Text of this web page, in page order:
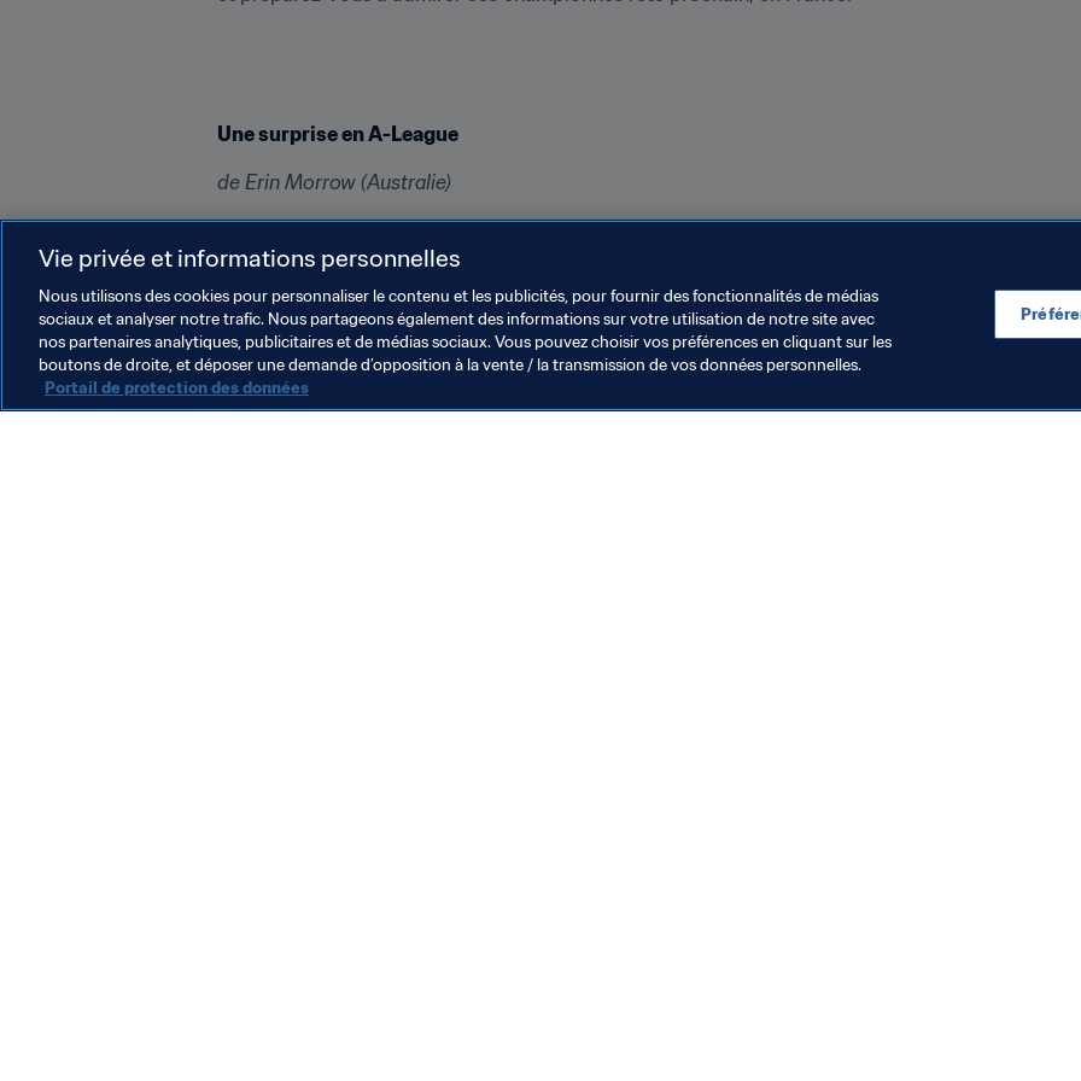
Une surprise en A-League
de Erin Morrow (Australie)
Nous clôturons notre sélection de la semaine avec @Erin_Mariner, qui est revenue sur le
Oval, son antre provisoire. Les Central Coast Mariners ont joué les trouble-fêtes pour l’occasion
Blues ont finalement arraché le point du nul (1-1), grâce à un penalty d’Adam Le Fondre en
Vie privée et informations personnelles
Nous utilisons des cookies pour personnaliser le contenu et les publicités, pour fournir des fonctionnalités de médias
sociaux et analyser notre trafic. Nous partageons également des informations sur votre utilisation de notre site avec
nos partenaires analytiques, publicitaires et de médias sociaux. Vous pouvez choisir vos préférences en cliquant sur les
boutons de droite, et déposer une demande d’opposition à la vente / la transmission de vos données personnelles.
Portail de protection des données